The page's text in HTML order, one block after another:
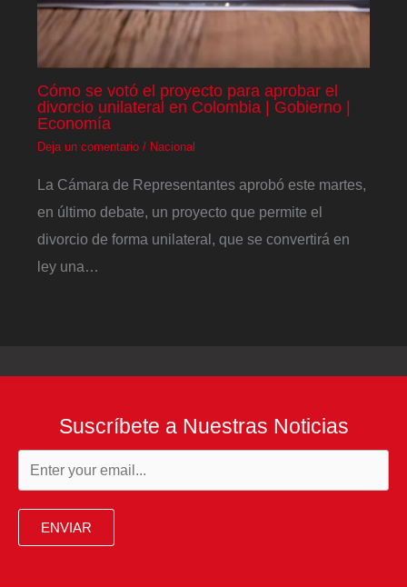
Cómo se votó el proyecto para aprobar el
divorcio unilateral en Colombia | Gobierno |
Economía
Deja un comentario / Nacional
La Cámara de Representantes aprobó este martes,
en último debate, un proyecto que permite el
divorcio de forma unilateral, que se convertirá en
ley una…
Suscríbete a Nuestras Noticias
ENVIAR